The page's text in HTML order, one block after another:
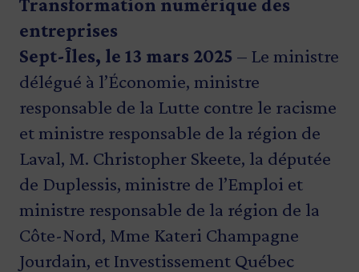
Transformation numérique des
entreprises
Sept-Îles, le 13 mars 2025 – Le ministre
délégué à l’Économie, ministre
responsable de la Lutte contre le racisme
et ministre responsable de la région de
Laval, M. Christopher Skeete, la députée
de Duplessis, ministre de l’Emploi et
ministre responsable de la région de la
Côte-Nord, Mme Kateri Champagne
Jourdain, et Investissement Québec